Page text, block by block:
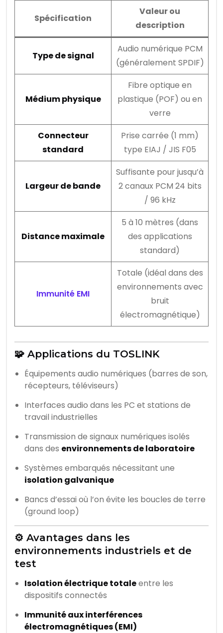
Spécification
Valeur ou
description
Type de signal
Audio numérique PCM
(généralement SPDIF)
Médium physique
Fibre optique en
plastique (POF) ou en
verre
Connecteur
standard
Prise carrée (1 mm)
type EIAJ / JIS F05
Largeur de bande
Suffisante pour jusqu’à
2 canaux PCM 24 bits
/ 96 kHz
Distance maximale
5 à 10 mètres (dans
des applications
standard)
Immunité EMI
Totale (idéal dans des
environnements avec
bruit
électromagnétique)
🧩 Applications du TOSLINK
Équipements audio numériques (barres de son,
récepteurs, téléviseurs)
Interfaces audio dans les PC et stations de
travail industrielles
Transmission de signaux numériques isolés
dans des environnements de laboratoire
Systèmes embarqués nécessitant une
isolation galvanique
Bancs d’essai où l’on évite les boucles de terre
(ground loop)
⚙️ Avantages dans les
environnements industriels et de
test
Isolation électrique totaleentre les
dispositifs connectés
Immunité aux interférences
électromagnétiques (EMI)